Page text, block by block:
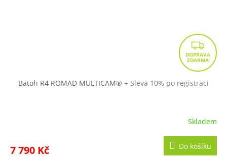
Z
D
A
R
Batoh R4 ROMAD MULTICAM® + Sleva 10% po registraci
Skladem
7 790 Kč Do košíku